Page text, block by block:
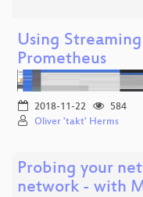
Using
Prometheus
2018-11-22
584
Oliver 'takt' Herms
Probing your
network - with